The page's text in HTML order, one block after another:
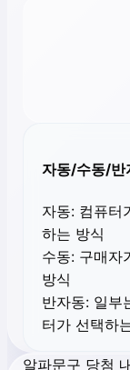
자동/수동/반
자동: 컴퓨터
하는 방식
수동: 구매자
방식
반자동: 일부
터가 선택하
알파문구 당첨